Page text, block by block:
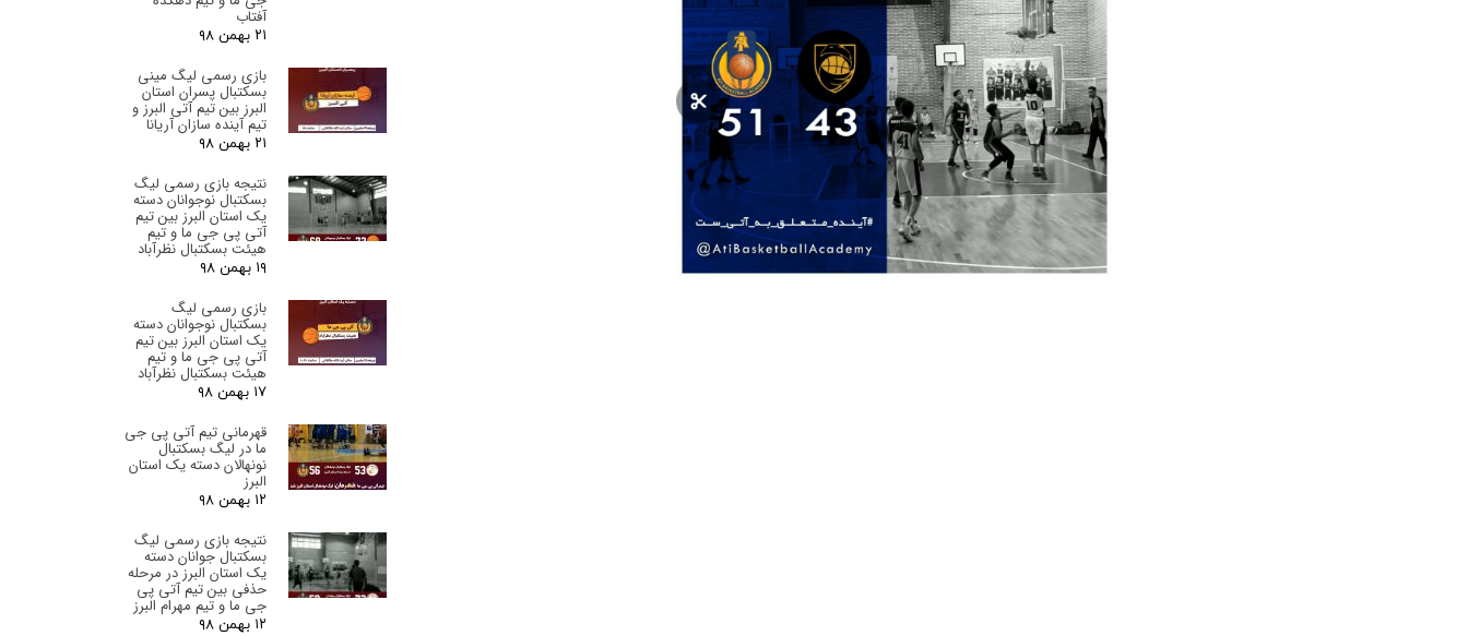
آفتاب
۲۱ بهمن ۹۸
بازی رسمی لیگ مینی
بسکتبال پسران استان
البرز‌ بین تیم آتی البرز و
تیم آینده سازان آریانا
۲۱ بهمن ۹۸
نتیجه بازی رسمی لیگ
بسکتبال نوجوانان دسته
یک استان البرز‌ بین تیم
آتی پی جی ما و تیم
هیئت بسکتبال نظرآباد
۱۹ بهمن ۹۸
بازی رسمی لیگ
بسکتبال نوجوانان دسته
یک استان البرز‌ بین تیم
آتی پی جی ما و تیم
هیئت بسکتبال نظرآباد
۱۷ بهمن ۹۸
قهرمانی تیم آتی پی جی
ما در لیگ بسکتبال
نونهالان دسته یک استان
البرز‌
۱۲ بهمن ۹۸
نتیجه بازی رسمی لیگ
بسکتبال جوانان دسته
یک استان البرز‌ در مرحله
حذفی بین تیم آتی پی
جی ما و تیم مهرام البرز
۱۲ بهمن ۹۸